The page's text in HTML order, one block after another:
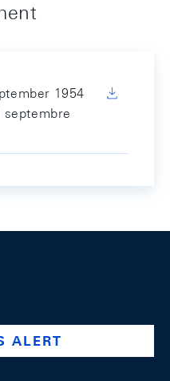
1954
company/swiss-national-
@swissnationalbank
ALERT